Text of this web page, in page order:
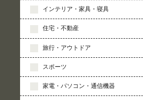
インテリア・家具・寝具
住宅・不動産
旅行・アウトドア
スポーツ
家電・パソコン・通信機器